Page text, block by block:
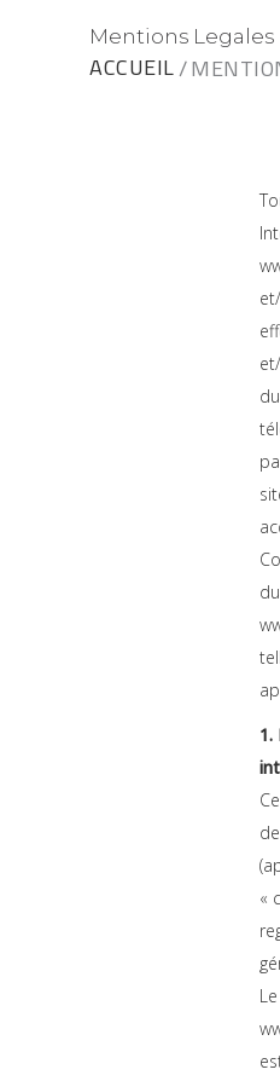
Mentions Legales
ACCUEIL
1.
«